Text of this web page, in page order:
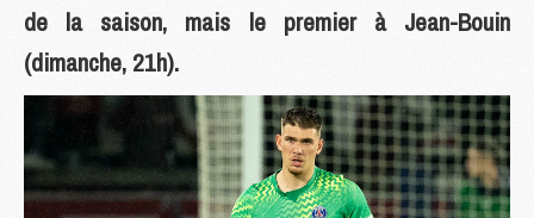
de la saison, mais le premier à Jean-Bouin
(dimanche, 21h).